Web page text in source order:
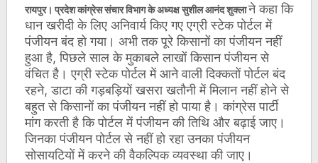
रायपुर। प्रदेश कांग्रेस संचार विभाग के अध्यक्ष सुशील आनंद शुक्लाने कहा कि
धान खरीदी के लिए अनिवार्य किए गए एग्री स्टेक पोर्टल में
पंजीयन बंद हो गया। अभी तक पूरे किसानों का पंजीयन नहीं
हुआ है, पिछले साल के मुकाबले लाखों किसान पंजीयन से
वंचित है। एग्री स्टेक पोर्टल में आने वाली दिक्कतों पोर्टल बंद
रहने, डाटा की गड़बड़ियों खसरा खतौनी में मिलान नहीं होने से
बहुत से किसानों का पंजीयन नहीं हो पाया है। कांग्रेस पार्टी
मांग करती है कि पोर्टल में पंजीयन की तिथि और बढ़ाई जाए।
जिनका पंजीयन पोर्टल से नहीं हो रहा उनका पंजीयन
सोसायटियों में करने की वैकल्पिक व्यवस्था की जाए।